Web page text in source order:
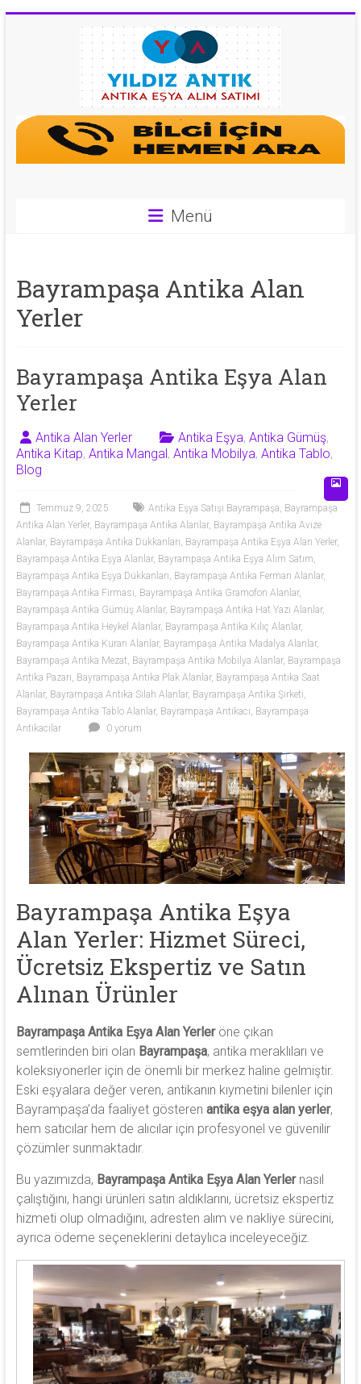
Antika
Eşya
0
543
53
50
Antika
eşya
alan
yerler
olarak
antika
tablo,
antika
plak,
antika
mobilya,
antika
silah,
antika
obje,
antika
heykel,
antika
porselen
antika
alıyoruz.
Menü
Bayrampaşa Antika Alan
Yerler
Bayrampaşa Antika Eşya Alan
Yerler
Antika Alan Yerler Antika Eşya, Antika Gümüş,
Antika Kitap, Antika Mangal, Antika Mobilya, Antika Tablo,
Blog
Temmuz 9, 2025 Antika Eşya Satışı Bayrampaşa Bayrampaşa
Antika Alan Yerler, Bayrampaşa Antika Alanlar, Bayrampaşa Antika Avize
Alanlar, Bayrampaşa Antika Dükkanları Bayrampaşa Antika Eşya Alan Yerler,
Bayrampaşa Antika Eşya Alanlar, Bayrampaşa Antika Eşya Alım Satım
Bayrampaşa Antika Eşya Dükkanları Bayrampaşa Antika Ferman Alanlar,
Bayrampaşa Antika Firması Bayrampaşa Antika Gramofon Alanlar,
Bayrampaşa Antika Gümüş Alanlar, Bayrampaşa Antika Hat Yazı Alanlar,
Bayrampaşa Antika Heykel Alanlar, Bayrampaşa Antika Kılıç Alanlar,
Bayrampaşa Antika Kuran Alanlar, Bayrampaşa Antika Madalya Alanlar,
Bayrampaşa Antika Mezat Bayrampaşa Antika Mobilya Alanlar, Bayrampaşa
Antika Pazarı Bayrampaşa Antika Plak Alanlar, Bayrampaşa Antika Saat
Alanlar, Bayrampaşa Antika Silah Alanlar, Bayrampaşa Antika Şirketi
Bayrampaşa Antika Tablo Alanlar, Bayrampaşa Antikacı Bayrampaşa
Antikacılar
0 yorum
Bayrampaşa Antika Eşya
Alan Yerler: Hizmet Süreci,
Ücretsiz Ekspertiz ve Satın
Alınan Ürünler
Bayrampaşa Antika Eşya Alan Yerler öne çıkan
semtlerinden biri olan Bayrampaşa, antika meraklıları ve
koleksiyonerler için de önemli bir merkez haline gelmiştir.
Eski eşyalara değer veren, antikanın kıymetini bilenler için
Bayrampaşa’da faaliyet gösteren antika eşya alan yerler,
hem satıcılar hem de alıcılar için profesyonel ve güvenilir
çözümler sunmaktadır.
Bu yazımızda, Bayrampaşa Antika Eşya Alan Yerlernasıl
çalıştığını, hangi ürünleri satın aldıklarını, ücretsiz ekspertiz
hizmeti olup olmadığını, adresten alım ve nakliye sürecini,
ayrıca ödeme seçeneklerini detaylıca inceleyeceğiz.